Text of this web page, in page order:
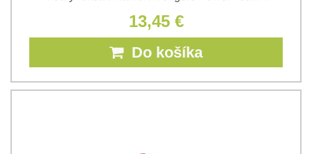
13,45 €
Do košíka